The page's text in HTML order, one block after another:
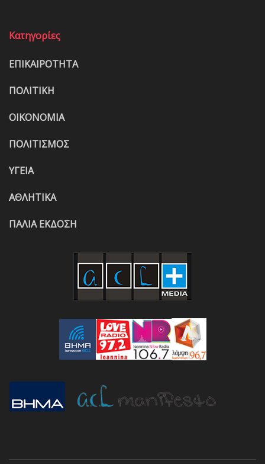
Κατηγορίες
ΕΠΙΚΑΙΡΟΤΗΤΑ
ΠΟΛΙΤΙΚΗ
ΟΙΚΟΝΟΜΙΑ
ΠΟΛΙΤΙΣΜΟΣ
ΥΓΕΙΑ
ΑΘΛΗΤΙΚΑ
ΠΑΛΙΑ ΕΚΔΟΣΗ